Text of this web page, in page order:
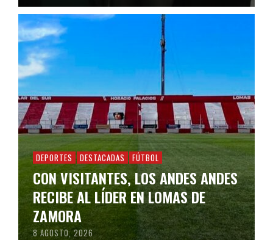
DEPORTES DESTACADAS FÚTBOL
CON VISITANTES, LOS ANDES ANDES
RECIBE AL LÍDER EN LOMAS DE
ZAMORA
8 AGOSTO, 2026